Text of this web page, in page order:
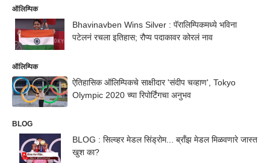
ऑलिम्पिक
Bhavinavben Wins Silver : पॅरालिम्पिकमध्ये भविना
पटेलनं रचला इतिहास; रौप्य पदाकावर कोरलं नाव
ऑलिम्पिक
ऐतिहासिक ऑलिम्पिकचे साक्षीदार 'संदीप चव्हाण', Tokyo
Olympic 2020 च्या रिपोर्टिंगचा अनुभव
BLOG
BLOG : सिल्व्हर मेडल सिंड्रोम... ब्रॉंझ मेडल मिळवणारे जास्त
खुश का?